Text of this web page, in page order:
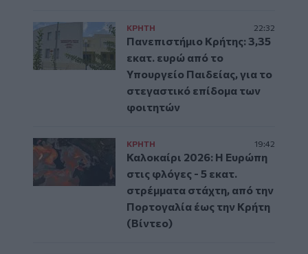
ΚΡΗΤΗ 22:32
Πανεπιστήμιο Κρήτης: 3,35
εκατ. ευρώ από το
Υπουργείο Παιδείας, για το
στεγαστικό επίδομα των
φοιτητών
ΚΡΗΤΗ 19:42
Καλοκαίρι 2026: Η Ευρώπη
στις φλόγες - 5 εκατ.
στρέμματα στάχτη, από την
Πορτογαλία έως την Κρήτη
(Βίντεο)